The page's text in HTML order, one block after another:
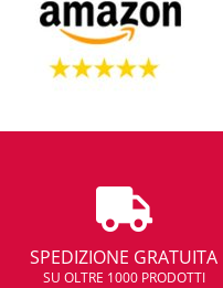
SPEDIZIONE GRATUITA
SU OLTRE 1000 PRODOTTI